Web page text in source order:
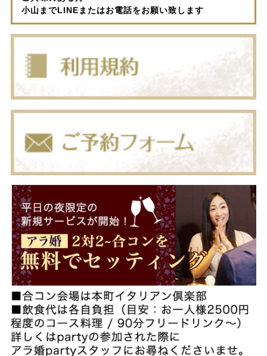
小山までLINEまたはお電話をお願い致します